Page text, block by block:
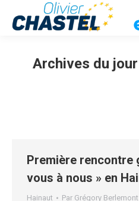
Archives du
Première rencontre
vous à nous » en
Hainaut Par Grégory Berlemont